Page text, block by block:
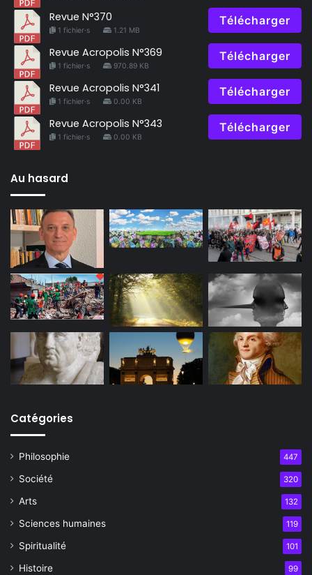
Revue N°370
1 fichier·s 1.21 MB
Télécharger
Revue Acropolis N°369
1 fichier·s 970.89 KB
Télécharger
Revue Acropolis N°341
1 fichier·s 0.00 KB
Télécharger
Revue Acropolis N°343
1 fichier·s 0.00 KB
Télécharger
Au hasard
Catégories
Philosophie 447
Société 320
Arts 132
Sciences humaines 119
Spiritualité 101
Histoire 99